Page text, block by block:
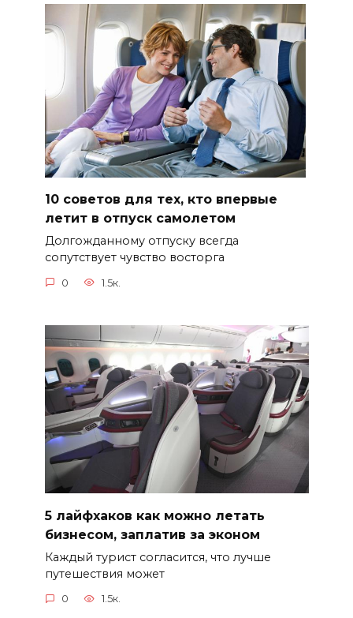
10 советов для тех, кто впервые
летит в отпуск самолетом
Долгожданному отпуску всегда
сопутствует чувство восторга
0 1.5к.
5 лайфхаков как можно летать
бизнесом, заплатив за эконом
Каждый турист согласится, что лучше
путешествия может
0 1.5к.